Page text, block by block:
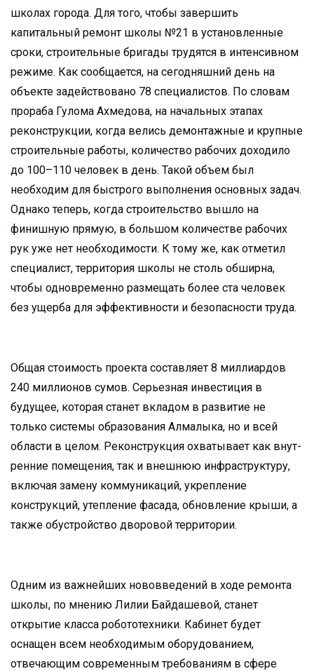
школах города. Для того, чтобы завершить
капитальный ремонт школы №21 в установленные
сроки, строительные бригады трудятся в интенсивном
режиме. Как сообщается, на сегодняшний день на
объекте задействовано 78 специалистов. По словам
прораба Гулома Ахмедова, на начальных этапах
реконструкции, когда велись демонтажные и крупные
строительные работы, количество рабочих доходило
до 100–110 человек в день. Такой объем был
необходим для быстрого выполнения основных задач.
Однако теперь, когда строительство вышло на
финишную прямую, в большом количестве рабочих
рук уже нет необходимости. К тому же, как отметил
специалист, территория школы не столь обширна,
чтобы одновременно размещать более ста человек
без ущерба для эффективности и безопасности труда.
Общая стоимость проекта составляет 8 миллиардов
240 миллионов сумов. Серьезная инвестиция в
будущее, которая станет вкладом в развитие не
только системы образования Алмалыка, но и всей
области в целом. Реконструкция охватывает как внут-
ренние помещения, так и внешнюю инфраструктуру,
включая замену коммуникаций, укрепление
конструкций, утепление фасада, обновление крыши, а
также обустройство дворовой территории.
Одним из важнейших нововведений в ходе ремонта
школы, по мнению Лилии Байдашевой, станет
открытие класса робототехники. Кабинет будет
оснащен всем необходимым оборудованием,
отвечающим современным требованиям в сфере